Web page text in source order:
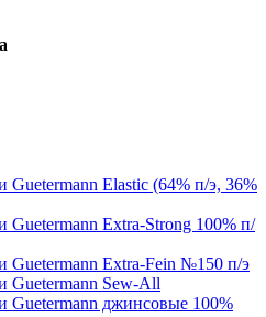
Guetermann Elastic (64% п/э, 36%
Guetermann Extra-Strong 100% п/
Guetermann Extra-Fein №150 п/э
Guetermann Sew-All
Guetermann джинсовые 100%